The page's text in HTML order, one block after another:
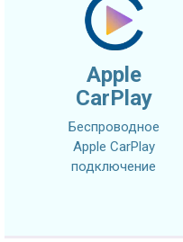
Apple
CarPlay
Беспроводное
Apple CarPlay
подключение